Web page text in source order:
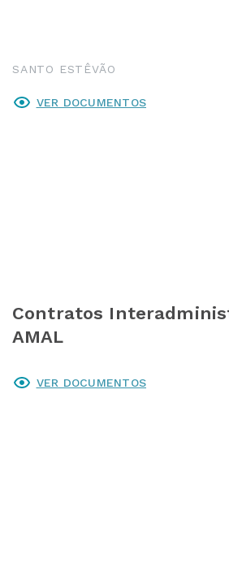
SANTO ESTÊVÃO
VER DOCUMENTOS
Contratos
AMAL
VER DOCUMENTOS